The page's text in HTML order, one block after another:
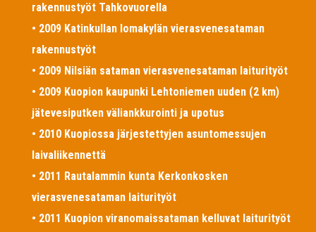
rakennustyöt Tahkovuorella
• 2009 Katinkullan lomakylän vierasvenesataman
rakennustyöt
• 2009 Nilsiän sataman vierasvenesataman laiturityöt
• 2009 Kuopion kaupunki Lehtoniemen uuden (2 km)
jätevesiputken väliankkurointi ja upotus
• 2010 Kuopiossa järjestettyjen asuntomessujen
laivaliikennettä
• 2011 Rautalammin kunta Kerkonkosken
vierasvenesataman laiturityöt
• 2011 Kuopion viranomaissataman kelluvat laiturityöt